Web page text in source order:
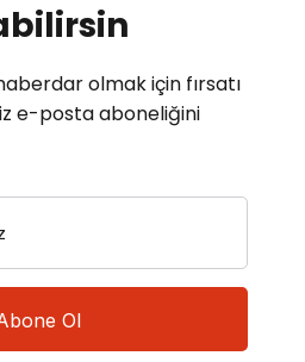
olmak için fırsatı
e-posta aboneliğini